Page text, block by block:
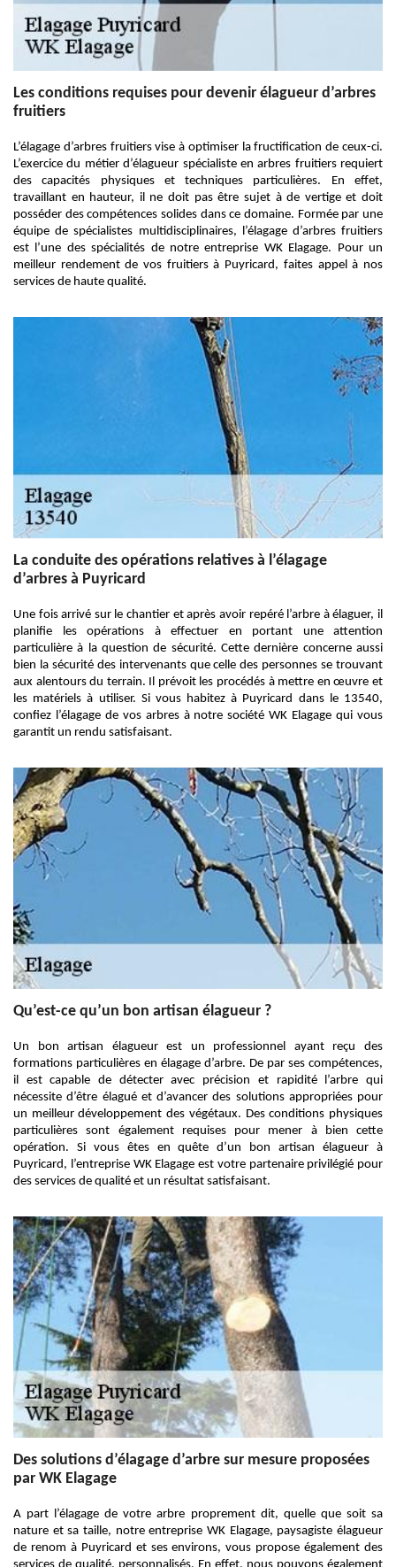
Les conditions requises pour devenir élagueur d’arbres
fruitiers
L’élagage d’arbres fruitiers vise à optimiser la fructification de ceux-ci.
L’exercice du métier d’élagueur spécialiste en arbres fruitiers requiert
des capacités physiques et techniques particulières. En effet,
travaillant en hauteur, il ne doit pas être sujet à de vertige et doit
posséder des compétences solides dans ce domaine. Formée par une
équipe de spécialistes multidisciplinaires, l’élagage d’arbres fruitiers
est l’une des spécialités de notre entreprise WK Elagage. Pour un
meilleur rendement de vos fruitiers à Puyricard, faites appel à nos
services de haute qualité.
La conduite des opérations relatives à l’élagage
d’arbres à Puyricard
Une fois arrivé sur le chantier et après avoir repéré l’arbre à élaguer, il
planifie les opérations à effectuer en portant une attention
particulière à la question de sécurité. Cette dernière concerne aussi
bien la sécurité des intervenants que celle des personnes se trouvant
aux alentours du terrain. Il prévoit les procédés à mettre en œuvre et
les matériels à utiliser. Si vous habitez à Puyricard dans le 13540,
confiez l’élagage de vos arbres à notre société WK Elagage qui vous
garantit un rendu satisfaisant.
Qu’est-ce qu’un bon artisan élagueur ?
Un bon artisan élagueur est un professionnel ayant reçu des
formations particulières en élagage d’arbre. De par ses compétences,
il est capable de détecter avec précision et rapidité l’arbre qui
nécessite d’être élagué et d’avancer des solutions appropriées pour
un meilleur développement des végétaux. Des conditions physiques
particulières sont également requises pour mener à bien cette
opération. Si vous êtes en quête d’un bon artisan élagueur à
Puyricard, l’entreprise WK Elagage est votre partenaire privilégié pour
des services de qualité et un résultat satisfaisant.
Des solutions d’élagage d’arbre sur mesure proposées
par WK Elagage
A part l’élagage de votre arbre proprement dit, quelle que soit sa
nature et sa taille, notre entreprise WK Elagage, paysagiste élagueur
de renom à Puyricard et ses environs, vous propose également des